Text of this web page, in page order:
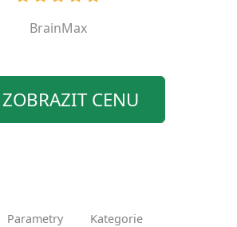
BrainMax
ZOBRAZIT CENU
Parametry Kategorie